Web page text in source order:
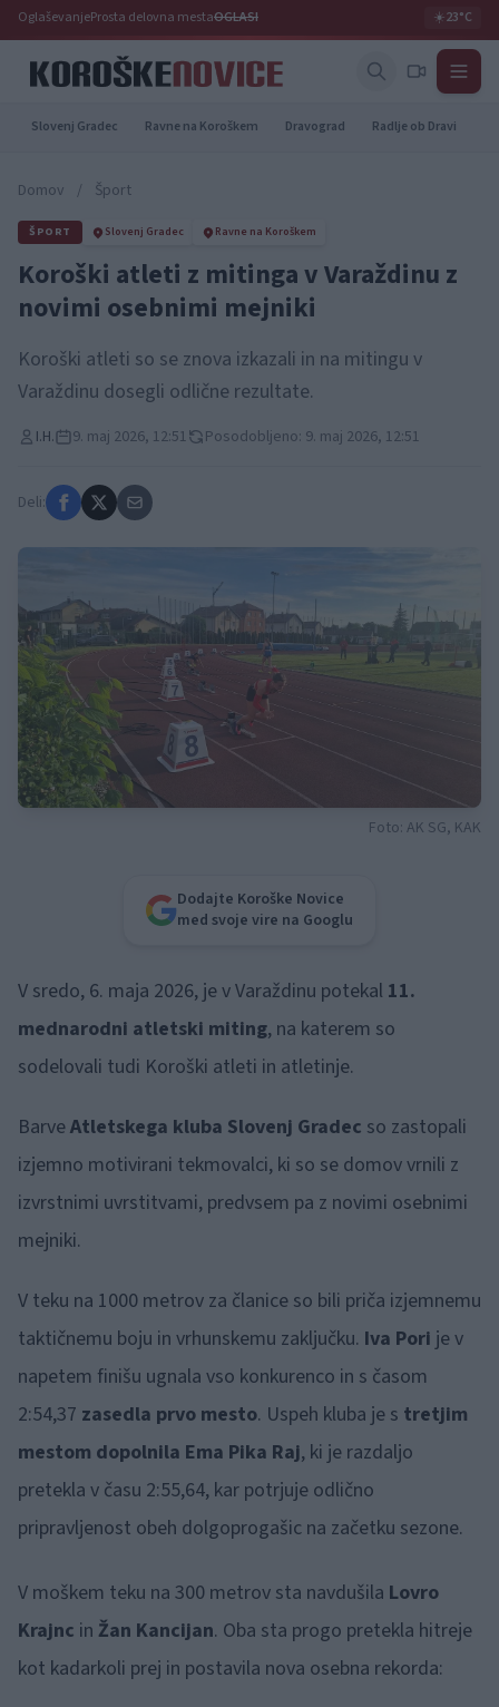
OglaševanjeProsta delovna mestaOGLASI ☀️23°C
Slovenj Gradec Ravne na Koroškem Dravograd Radlje ob Dravi
Domov / Šport
ŠPORT Slovenj Gradec Ravne na Koroškem
Koroški atleti z mitinga v Varaždinu z
novimi osebnimi mejniki
Koroški atleti so se znova izkazali in na mitingu v
Varaždinu dosegli odlične rezultate.
I.H. 9. maj 2026, 12:51 Posodobljeno: 9. maj 2026, 12:51
Deli:
Foto: AK SG, KAK
Dodajte Koroške Novice
med svoje vire na Googlu
V sredo, 6. maja 2026, je v Varaždinu potekal 11.
mednarodni atletski miting, na katerem so
sodelovali tudi Koroški atleti in atletinje.
BarveAtletskega kluba Slovenj Gradec so zastopali
izjemno motivirani tekmovalci, ki so se domov vrnili z
izvrstnimi uvrstitvami, predvsem pa z novimi osebnimi
mejniki.
V teku na 1000 metrov za članice so bili priča izjemnemu
taktičnemu boju in vrhunskemu zaključku. Iva Pori je v
napetem finišu ugnala vso konkurenco in s časom
2:54,37 zasedla prvo mesto. Uspeh kluba je s tretjim
mestom dopolnila Ema Pika Raj, ki je razdaljo
pretekla v času 2:55,64, kar potrjuje odlično
pripravljenost obeh dolgoprogašic na začetku sezone.
V moškem teku na 300 metrov sta navdušila Lovro
Krajnc in Žan Kancijan. Oba sta progo pretekla hitreje
kot kadarkoli prej in postavila nova osebna rekorda: